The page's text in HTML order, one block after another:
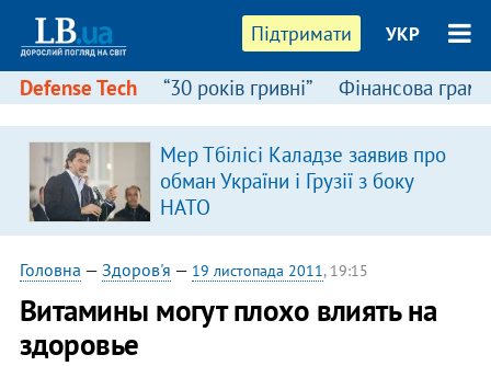
Підтримати УКР
Defense Tech “30 років гривні” Фінансова
Мер Тбілісі Каладзе заявив про
обман України і Грузії з боку
НАТО
Головна — Здоров'я — 19 листопада 2011, 19:15
Витамины могут плохо влиять на
здоровье